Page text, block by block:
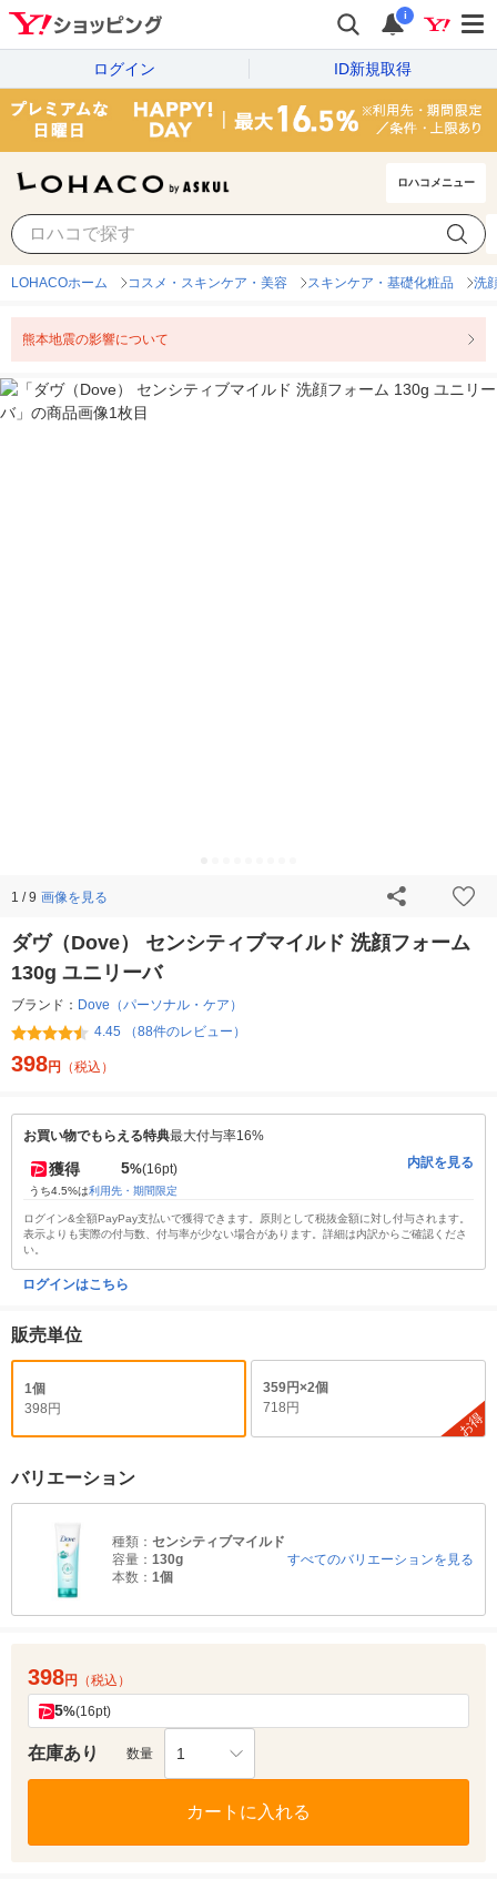
i
ログイン ID新規取得
ロハコメニュー
LOHACOホーム コスメ・スキンケア・美容 スキンケア・基礎化粧品 洗
熊本地震の影響について
1 / 9 画像を見る
ダヴ（Dove） センシティブマイルド 洗顔フォーム
130g ユニリーバ
ブランド： Dove（パーソナル・ケア）
4.45 （88件のレビュー）
398円 （税込）
お買い物でもらえる特典最大付与率16%
獲得 5%(16pt)
うち4.5%は利用先・期間限定
内訳を見る
ログイン&全額PayPay支払いで獲得できます。原則として税抜金額に対し付与されます。
表示よりも実際の付与数、付与率が少ない場合があります。詳細は内訳からご確認くださ
い。
ログインはこちら
販売単位
1個
398円
359円×2個
718円
お得
バリエーション
種類： センシティブマイルド
容量： 130g
本数： 1個
すべてのバリエーションを見る
398円 （税込）
5%(16pt)
在庫あり 数量 1
カートに入れる